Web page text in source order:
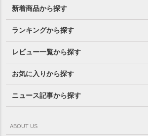
新着商品から探す
ランキングから探す
レビュー一覧から探す
お気に入りから探す
ニュース記事から探す
ABOUT US